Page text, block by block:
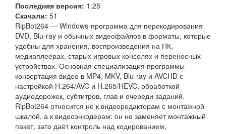
Последняя версия: 1.25
Скачали: 51
RipBot264 — Windows-программа для перекодирования
DVD, Blu-ray и обычных видеофайлов в форматы, которые
удобны для хранения, воспроизведения на ПК,
медиаплеерах, старых игровых консолях и переносных
устройствах. Основная специализация программы —
конвертация видео в MP4, MKV, Blu-ray и AVCHD с
настройкой H.264/AVC и H.265/HEVC, обработкой
аудиодорожек, субтитров, глав и очереди заданий.
RipBot264 относится не к видеоредакторам с монтажной
шкалой, а к видеоэнкодерам: он не заменяет монтажный
пакет, зато даёт контроль над кодированием,